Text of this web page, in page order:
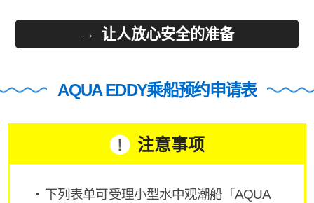
让人放心安全的准备
AQUA EDDY乘船预约申请表
注意事项
下列表单可受理小型水中观潮船「AQUA